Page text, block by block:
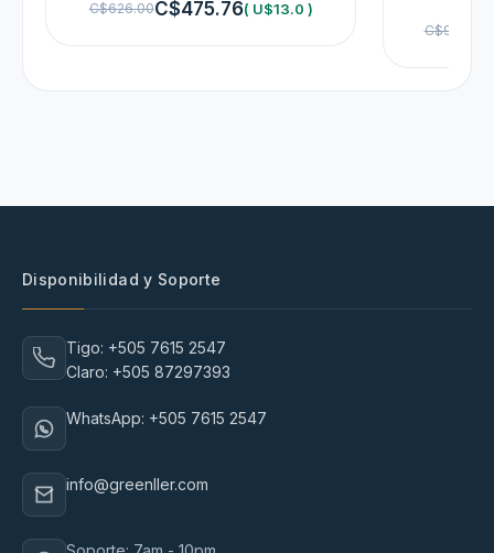
C$626.00C$475.76( U$13.0 )
C$973.00
Disponibilidad y Soporte
Tigo: +505 7615 2547
Claro: +505 87297393
WhatsApp: +505 7615 2547
info@greenller.com